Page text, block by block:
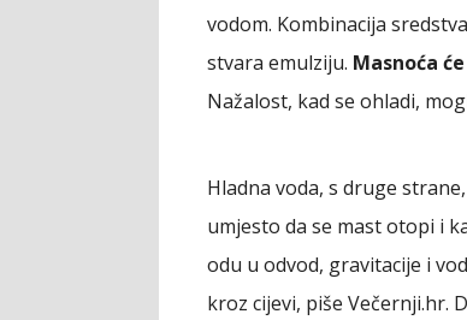
vodom. Kombinacija
stvara emulziju. Masnoća
Nažalost, kad se ohladi,
Hladna voda, s druge
umjesto da se mast otopi i
odu u odvod, gravitacije i
kroz cijevi, piše Večernji.hr.